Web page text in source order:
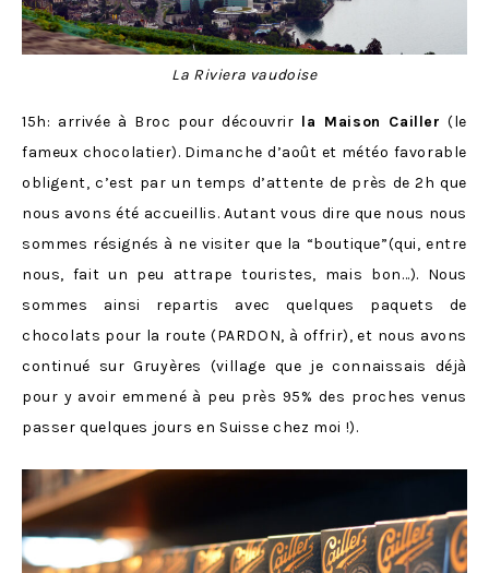
La Riviera vaudoise
15h: arrivée à Broc pour découvrir la Maison Cailler (le
fameux chocolatier). Dimanche d’août et météo favorable
obligent, c’est par un temps d’attente de près de 2h que
nous avons été accueillis. Autant vous dire que nous nous
sommes résignés à ne visiter que la “boutique”(qui, entre
nous, fait un peu attrape touristes, mais bon…). Nous
sommes ainsi repartis avec quelques paquets de
chocolats pour la route (PARDON, à offrir), et nous avons
continué sur Gruyères (village que je connaissais déjà
pour y avoir emmené à peu près 95% des proches venus
passer quelques jours en Suisse chez moi !).